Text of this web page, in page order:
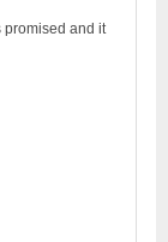
promised and it